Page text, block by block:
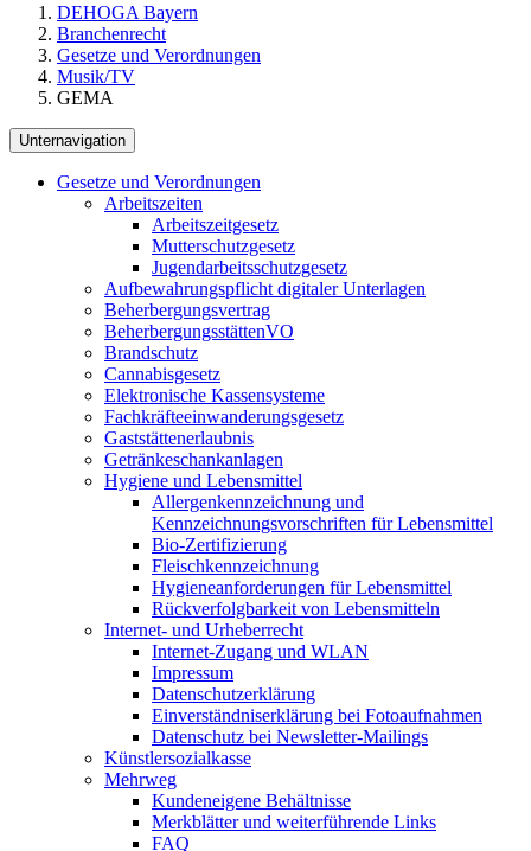
DEHOGA Bayern
Branchenrecht
Gesetze und Verordnungen
Musik/TV
GEMA
Unternavigation
Gesetze und Verordnungen
Arbeitszeiten
Arbeitszeitgesetz
Mutterschutzgesetz
Jugendarbeitsschutzgesetz
Aufbewahrungspflicht digitaler Unterlagen
Beherbergungsvertrag
BeherbergungsstättenVO
Brandschutz
Cannabisgesetz
Elektronische Kassensysteme
Fachkräfteeinwanderungsgesetz
Gaststättenerlaubnis
Getränkeschankanlagen
Hygiene und Lebensmittel
Allergenkennzeichnung und
Kennzeichnungsvorschriften für Lebensmittel
Bio-Zertifizierung
Fleischkennzeichnung
Hygieneanforderungen für Lebensmittel
Rückverfolgbarkeit von Lebensmitteln
Internet- und Urheberrecht
Internet-Zugang und WLAN
Impressum
Datenschutzerklärung
Einverständniserklärung bei Fotoaufnahmen
Datenschutz bei Newsletter-Mailings
Künstlersozialkasse
Mehrweg
Kundeneigene Behältnisse
Merkblätter und weiterführende Links
FAQ